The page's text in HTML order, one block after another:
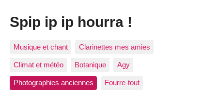
Spip ip ip hourra !
Musique et chant Clarinettes mes amies
Climat et météo Botanique Agy
Photographies anciennes Fourre-tout